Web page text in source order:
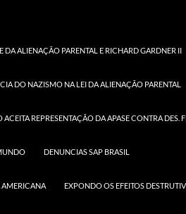
DA ALIENAÇÃO PARENTAL E RICHARD GARDNER II
DO NAZISMO NA LEI DA ALIENAÇÃO PARENTAL
ACEITA REPRESENTAÇÃO DA APASE CONTRA DES.
DENUNCIAS SAP BRASIL
AMERICANA EXPONDO OS EFEITOS